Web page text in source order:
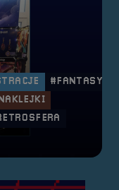
#FANTASY